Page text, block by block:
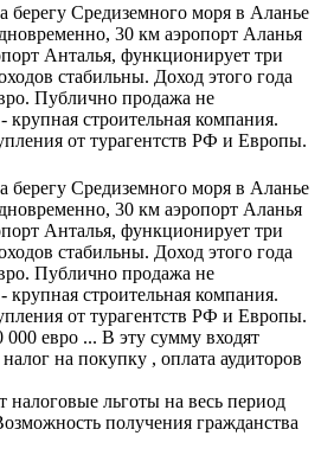
берегу Средиземного моря в Аланье
30 км аэропорт Аланья
Анталья, функционирует три
стабильны. Доход этого года
Публично продажа не
строительная компания.
от турагентств РФ и Европы.
берегу Средиземного моря в Аланье
30 км аэропорт Аланья
Анталья, функционирует три
стабильны. Доход этого года
Публично продажа не
строительная компания.
от турагентств РФ и Европы.
000 евро ... В эту сумму входят
на покупку , оплата аудиторов
льготы на весь период
получения гражданства